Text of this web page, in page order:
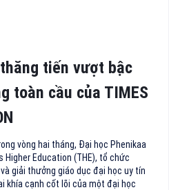
tiến vượt bậc
toàn cầu của TIMES
vòng hai tháng, Đại học Phenikaa
Education (THE), tổ chức
giải thưởng giáo dục đại học uy tín
khía cạnh cốt lõi của một đại học